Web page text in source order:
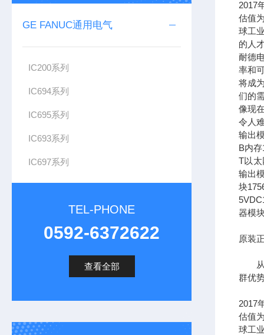
GE FANUC通用电气
IC200系列
IC694系列
IC695系列
IC693系列
IC697系列
TEL-PHONE
0592-6372622
查看全部
2017
估值
球工
的人
耐德
率和
将成
们的
像现
令人
输出
B内
T以太
输出
块
器模
原装
从长
群优
2017
估值
球工